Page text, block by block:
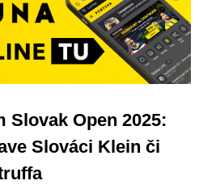
Slovak Open 2025:
Slováci Klein či